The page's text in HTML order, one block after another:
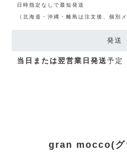
日時指定なしで最短発送
（北海道・沖縄・離島は注文後、個別
発送
当日または翌営業日発送予定
gran mocco(グ